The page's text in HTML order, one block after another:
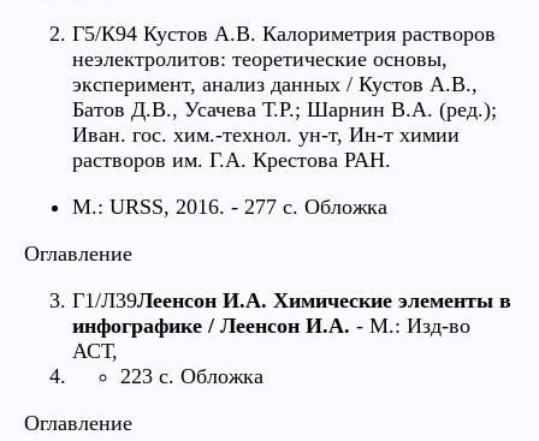
Г5/К94 Кустов А.В. Калориметрия растворов
неэлектролитов: теоретические основы,
эксперимент, анализ данных / Кустов А.В.,
Батов Д.В., Усачева Т.Р.; Шарнин В.А. (ред.);
Иван. гос. хим.-технол. ун-т, Ин-т химии
растворов им. Г.А. Крестова РАН.
М.: URSS, 2016. - 277 с. Обложка
Оглавление
Г1/Л39Леенсон И.А. Химические элементы в
инфографике / Леенсон И.А. - М.: Изд-во
АСТ,
223 с. Обложка
Оглавление